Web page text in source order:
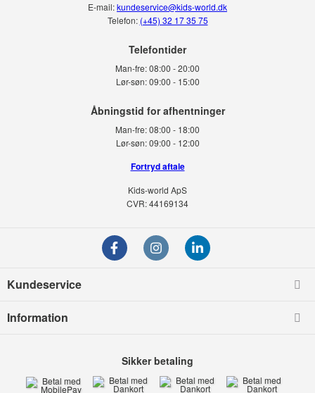
E-mail:kundeservice@kids-world.dk
Telefon: (+45) 32 17 35 75
Telefontider
Man-fre:08:00 - 20:00
Lør-søn: 09:00 - 15:00
Man-fre:08:00 - 18:00
Lør-søn:09:00 - 12:00
Fortryd aftale
Kids-world ApS
CVR: 44169134
Kundeservice
Information
Sikker betaling